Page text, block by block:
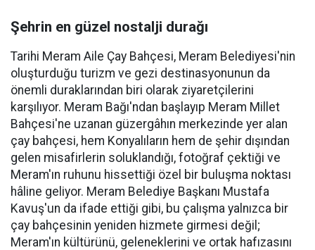
Şehrin en güzel nostalji durağı
Tarihi Meram Aile Çay Bahçesi, Meram Belediyesi'nin
oluşturduğu turizm ve gezi destinasyonunun da
önemli duraklarından biri olarak ziyaretçilerini
karşılıyor. Meram Bağı'ndan başlayıp Meram Millet
Bahçesi'ne uzanan güzergâhın merkezinde yer alan
çay bahçesi, hem Konyalıların hem de şehir dışından
gelen misafirlerin soluklandığı, fotoğraf çektiği ve
Meram'ın ruhunu hissettiği özel bir buluşma noktası
hâline geliyor. Meram Belediye Başkanı Mustafa
Kavuş'un da ifade ettiği gibi, bu çalışma yalnızca bir
çay bahçesinin yeniden hizmete girmesi değil;
Meram'ın kültürünü, geleneklerini ve ortak hafızasını